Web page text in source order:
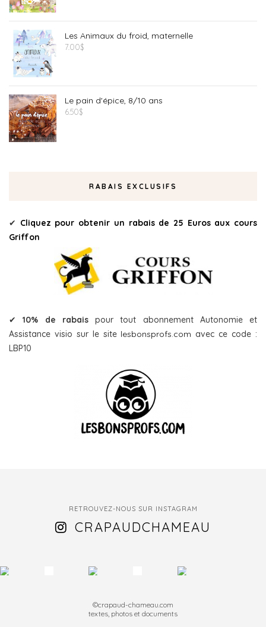
Les Animaux du froid, maternelle
7.00$
Le pain d'épice, 8/10 ans
6.50$
RABAIS EXCLUSIFS
✔ Cliquez pour obtenir un rabais de 25 Euros aux cours
Griffon
✔10% de rabaispour tout abonnement Autonomie et
Assistance visio sur le site lesbonsprofs.com avec ce code :
LBP10
RETROUVEZ-NOUS SUR INSTAGRAM
CRAPAUDCHAMEAU
©crapaud-chameau.com
textes, photos et documents